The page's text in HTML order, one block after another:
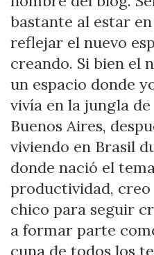
bastante al estar
reflejar el nuevo
creando. Si bien el
un espacio donde
vivía en la jungla
Buenos Aires,
viviendo en Brasil
donde nació el
productividad, creo
chico para seguir
a formar parte
cuna de todos los